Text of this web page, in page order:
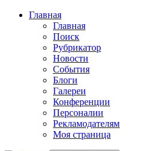
Skip to main content
Главная
Главная
Поиск
Рубрикатор
Новости
События
Блоги
Галереи
Конференции
Персоналии
Рекламодателям
Моя страница